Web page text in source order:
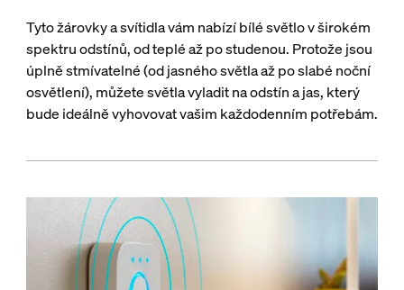
Tyto žárovky a svítidla vám nabízí bílé světlo v širokém
spektru odstínů, od teplé až po studenou. Protože jsou
úplně stmívatelné (od jasného světla až po slabé noční
osvětlení), můžete světla vyladit na odstín a jas, který
bude ideálně vyhovovat vašim každodenním potřebám.